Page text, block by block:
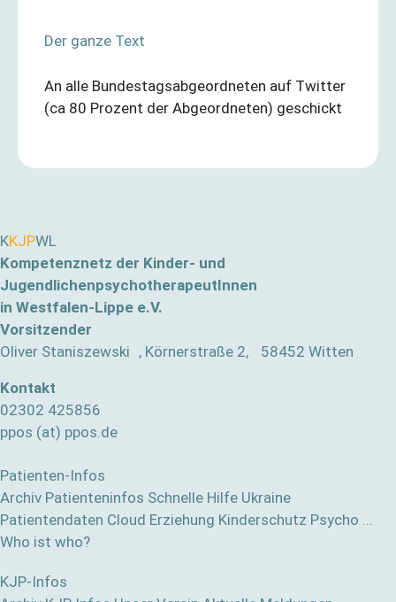
Der ganze Text
An alle Bundestagsabgeordneten auf Twitter
(ca 80 Prozent der Abgeordneten) geschickt
KKJPWL
Kompetenznetz der Kinder- und
JugendlichenpsychotherapeutInnen
in Westfalen-Lippe e.V.
Vorsitzender
Oliver Staniszewski , Körnerstraße 2, 58452 Witten
Kontakt
02302 425856
ppos (at) ppos.de
Patienten-Infos
Archiv Patienteninfos Schnelle Hilfe Ukraine
Patientendaten Cloud Erziehung Kinderschutz Psycho ...
Who ist who?
KJP-Infos